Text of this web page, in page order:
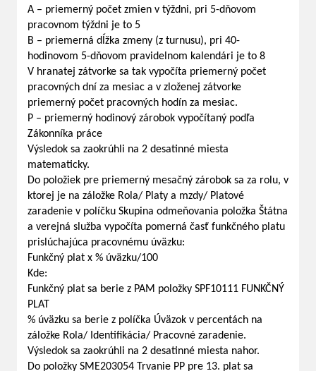
A – priemerný počet zmien v týždni, pri 5-dňovom
pracovnom týždni je to 5
B – priemerná dĺžka zmeny (z turnusu), pri 40-
hodinovom 5-dňovom pravidelnom kalendári je to 8
V hranatej zátvorke sa tak vypočíta priemerný počet
pracovných dní za mesiac a v zloženej zátvorke
priemerný počet pracovných hodín za mesiac.
P – priemerný hodinový zárobok vypočítaný podľa
Zákonníka práce
Výsledok sa zaokrúhli na 2 desatinné miesta
matematicky.
Do položiek pre priemerný mesačný zárobok sa za rolu, v
ktorej je na záložke Rola/ Platy a mzdy/ Platové
zaradenie v políčku Skupina odmeňovania položka Štátna
a verejná služba vypočíta pomerná časť funkčného platu
prislúchajúca pracovnému úväzku:
Funkčný plat x % úväzku/100
Kde:
Funkčný plat sa berie z PAM položky SPF10111 FUNKČNÝ
PLAT
% úväzku sa berie z políčka Úväzok v percentách na
záložke Rola/ Identifikácia/ Pracovné zaradenie.
Výsledok sa zaokrúhli na 2 desatinné miesta nahor.
Do položky SME203054 Trvanie PP pre 13. plat sa